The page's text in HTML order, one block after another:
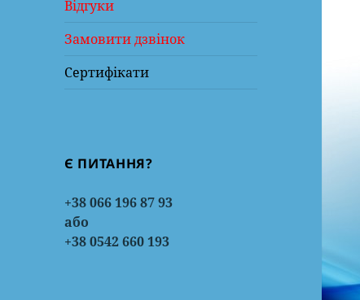
Відгуки
Замовити дзвінок
Сертифікати
Є ПИТАННЯ?
+38 066 196 87 93
або
+38 0542 660 193